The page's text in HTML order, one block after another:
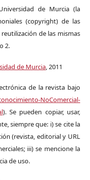
de Murcia (la
(copyright) de las
de las mismas
2.
de Murcia, 2011
de la revista bajo
NoComercial-
). Se pueden copiar, usar,
siempre que: i) se cite la
(revista, editorial y URL
iii) se mencione la
de uso.